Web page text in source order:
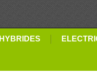
HYBRIDES